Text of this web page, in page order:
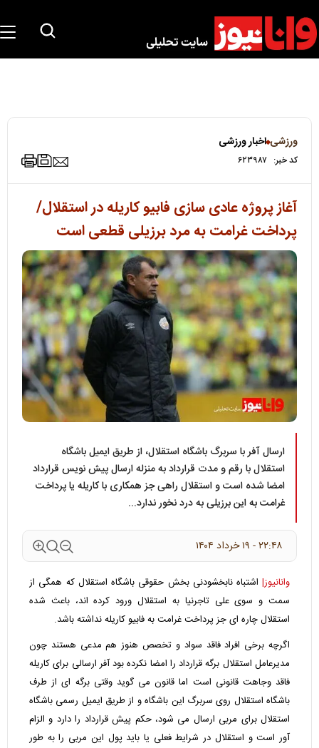
ورزشی اخبار ورزشی
کد خبر: ۶۲۳۹۸۷
آغاز پروژه عادی سازی فابیو کاریله در استقلال/
پرداخت غرامت به مرد برزیلی قطعی است
ارسال آفر با سربرگ باشگاه استقلال، از طریق ایمیل باشگاه
استقلال با رقم و مدت قرارداد به منزله ارسال پیش نویس قرارداد
امضا شده است و استقلال راهی جز همکاری با کاریله یا پرداخت
غرامت به این برزیلی به درد نخور ندارد...
۲۲:۴۸ - ۱۹ خرداد ۱۴۰۴
وانانیوز| اشتباه نابخشودنی بخش حقوقی باشگاه استقلال که همگی از
سمت و سوی علی تاجرنیا به استقلال ورود کرده اند، باعث شده
استقلال چاره ای جز پرداخت غرامت به فابیو کاریله نداشته باشد.
اگرچه برخی افراد فاقد سواد و تخصص هنوز هم مدعی هستند چون
مدیرعامل استقلال برگه قرارداد را امضا نکرده بود آفر ارسالی برای کاریله
فاقد وجاهت قانونی است اما قانون می گوید وقتی برگه ای از طرف
باشگاه استقلال روی سربرگ این باشگاه و از طریق ایمیل رسمی باشگاه
استقلال برای مربی ارسال می شود، حکم پیش قرارداد را دارد و الزام
آور است و استقلال در شرایط فعلی یا باید پول این مربی را به طور